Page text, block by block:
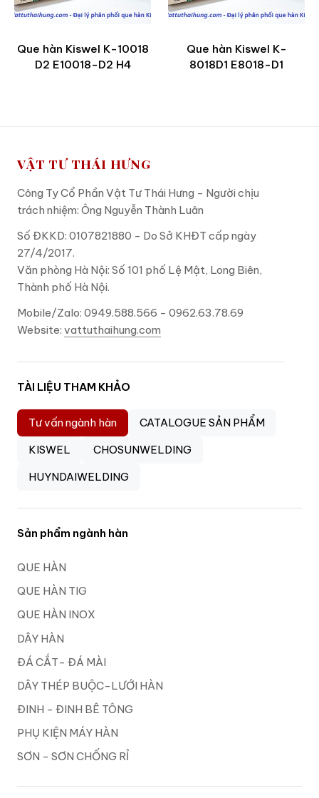
Que hàn Kiswel K-10018
D2 E10018-D2 H4
Que hàn Kiswel K-
8018D1 E8018-D1
VẬT TƯ THÁI HƯNG
Công Ty Cổ Phần Vật Tư Thái Hưng - Người chịu
trách nhiệm: Ông Nguyễn Thành Luân
Số ĐKKD: 0107821880 - Do Sở KHĐT cấp ngày
27/4/2017.
Văn phòng Hà Nội: Số 101 phố Lệ Mật, Long Biên,
Thành phố Hà Nội.
Mobile/Zalo: 0949.588.566 - 0962.63.78.69
Website: vattuthaihung.com
TÀI LIỆU THAM KHẢO
Tư vấn ngành hàn
CATALOGUE SẢN PHẨM
KISWEL
CHOSUNWELDING
HUYNDAIWELDING
Sản phẩm ngành hàn
QUE HÀN
QUE HÀN TIG
QUE HÀN INOX
DÂY HÀN
ĐÁ CẮT- ĐÁ MÀI
DÂY THÉP BUỘC-LƯỚI HÀN
ĐINH - ĐINH BÊ TÔNG
PHỤ KIỆN MÁY HÀN
SƠN - SƠN CHỐNG RỈ